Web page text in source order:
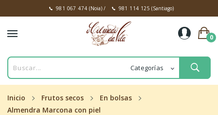
981 067 474 (Noia)/ 981 114 125 (Santiago)
0
Inicio Frutos secos
En bolsas
Almendra Marcona con piel